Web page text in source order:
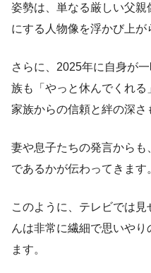
姿勢は、単なる厳しい父
にする人物像を浮かび上が
さらに、2025年に自身が
族も「やっと休んでくれる
家族からの信頼と絆の深さ
妻や息子たちの発言から
であるかが伝わってきます
このように、テレビでは
んは非常に繊細で思いや
ます。